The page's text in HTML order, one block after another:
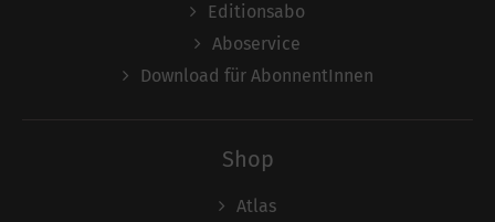
Editionsabo
Aboservice
Download für AbonnentInnen
Shop
Atlas